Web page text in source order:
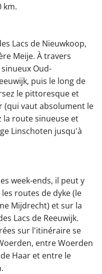
km.
Lacs de Nieuwkoop,
Meije. À travers
Oud-
puis le long de
le pittoresque et
(qui vaut absolument le
la route sinueuse et
Linschoten jusqu'à
week-ends, il peut y
routes de dyke (le
Mijdrecht) et sur la
Lacs de Reeuwijk.
sur l'itinéraire se
entre Woerden
Haar et entre le